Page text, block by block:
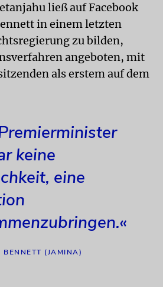
ließ auf Facebook
in einem letzten
zu bilden,
angeboten, mit
als erstem auf dem
keine
eine
BENNETT (JAMINA)